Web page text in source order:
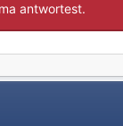
antwortest.